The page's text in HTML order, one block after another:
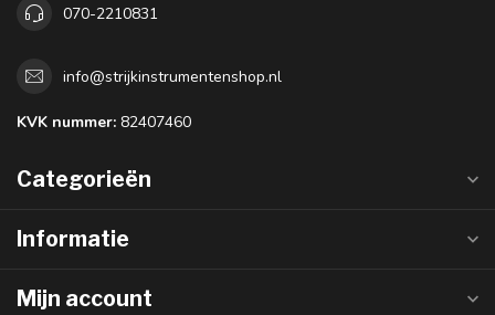
070-2210831
info@strijkinstrumentenshop.nl
KVK nummer: 82407460
Categorieën
Informatie
Mijn account